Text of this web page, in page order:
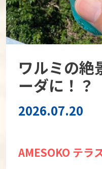
ワルミの絶
ーダに！？
2026.07.20
AMESOKO テ